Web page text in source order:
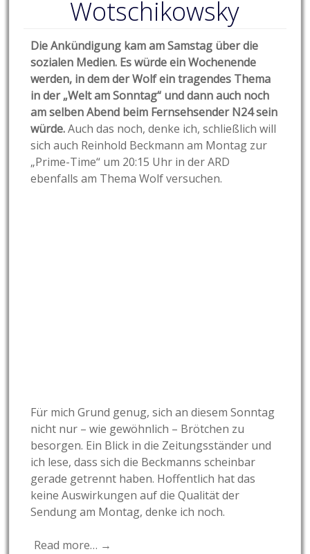
Wotschikowsky
Die Ankündigung kam am Samstag über die
sozialen Medien. Es würde ein Wochenende
werden, in dem der Wolf ein tragendes Thema
in der „Welt am Sonntag“ und dann auch noch
am selben Abend beim Fernsehsender N24 sein
würde.Auch das noch, denke ich, schließlich will
sich auch Reinhold Beckmann am Montag zur
„Prime-Time“ um 20:15 Uhr in der ARD
ebenfalls am Thema Wolf versuchen.
Für mich Grund genug, sich an diesem Sonntag
nicht nur – wie gewöhnlich – Brötchen zu
besorgen. Ein Blick in die Zeitungsständer und
ich lese, dass sich die Beckmanns scheinbar
gerade getrennt haben. Hoffentlich hat das
keine Auswirkungen auf die Qualität der
Sendung am Montag, denke ich noch.
Read more… →